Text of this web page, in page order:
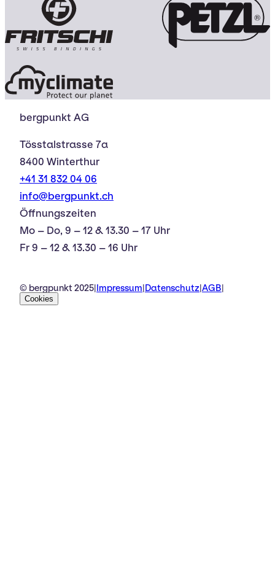
bergpunkt AG
Tösstalstrasse 7a
8400 Winterthur
+41 31 832 04 06
info@bergpunkt.ch
Öffnungszeiten
Mo – Do, 9 – 12 & 13.30 – 17 Uhr
Fr 9 – 12 & 13.30 – 16 Uhr
© bergpunkt 2025 Impressum Datenschutz AGB
Cookies